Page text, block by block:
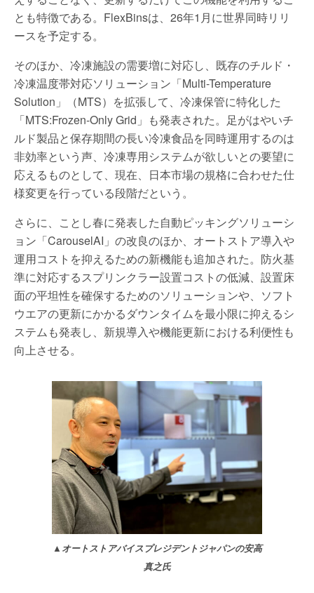
とも特徴である。FlexBinsは、26年1月に世界同時リリ
ースを予定する。
そのほか、冷凍施設の需要増に対応し、既存のチルド・
冷凍温度帯対応ソリューション「Multi-Temperature
Solution」（MTS）を拡張して、冷凍保管に特化した
「MTS:Frozen-Only Grid」も発表された。足がはやいチ
ルド製品と保存期間の長い冷凍食品を同時運用するのは
非効率という声、冷凍専用システムが欲しいとの要望に
応えるものとして、現在、日本市場の規格に合わせた仕
様変更を行っている段階だという。
さらに、ことし春に発表した自動ピッキングソリューシ
ョン「CarouselAI」の改良のほか、オートストア導入や
運用コストを抑えるための新機能も追加された。防火基
準に対応するスプリンクラー設置コストの低減、設置床
面の平坦性を確保するためのソリューションや、ソフト
ウエアの更新にかかるダウンタイムを最小限に抑えるシ
ステムも発表し、新規導入や機能更新における利便性も
向上させる。
▲オートストアバイスプレジデントジャパンの安高
真之氏